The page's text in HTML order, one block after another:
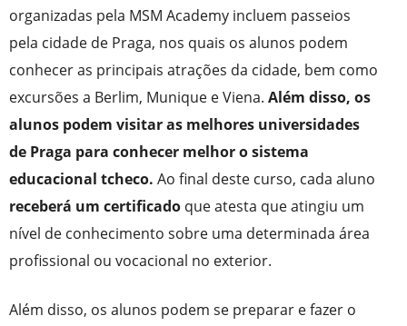
organizadas pela MSM Academy incluem passeios
pela cidade de Praga, nos quais os alunos podem
conhecer as principais atrações da cidade, bem como
excursões a Berlim, Munique e Viena. Além disso, os
alunos podem visitar as melhores universidades
de Praga para conhecer melhor o sistema
educacional tcheco. Ao final deste curso, cada aluno
receberá um certificado que atesta que atingiu um
nível de conhecimento sobre uma determinada área
profissional ou vocacional no exterior.
Além disso, os alunos podem se preparar e fazer o